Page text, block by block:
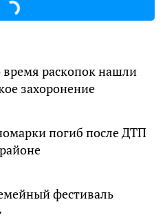
раскопок нашли
захоронение
погиб после ДТП
фестиваль